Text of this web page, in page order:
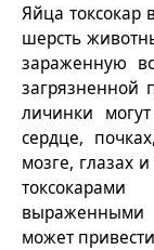
Яйца токсокар
шерсть
зараженную
загрязненной
личинки
сердце,
мозге, глазах
выраженными
может